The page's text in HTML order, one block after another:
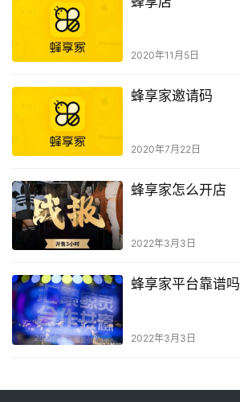
2020年11月5日
蜂享家邀请码
2020年7月22日
蜂享家怎么开店
2022年3月3日
蜂享家平台靠谱吗
2022年3月3日